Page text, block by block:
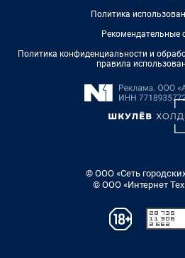
Политика
Рекомендательные
Политика конфиденциальности и
правила
© ООО «Сеть
© ООО «Интернет